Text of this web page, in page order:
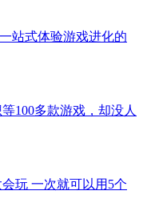
站式体验游戏进化的
100多款游戏，却没人
玩 一次就可以用5个